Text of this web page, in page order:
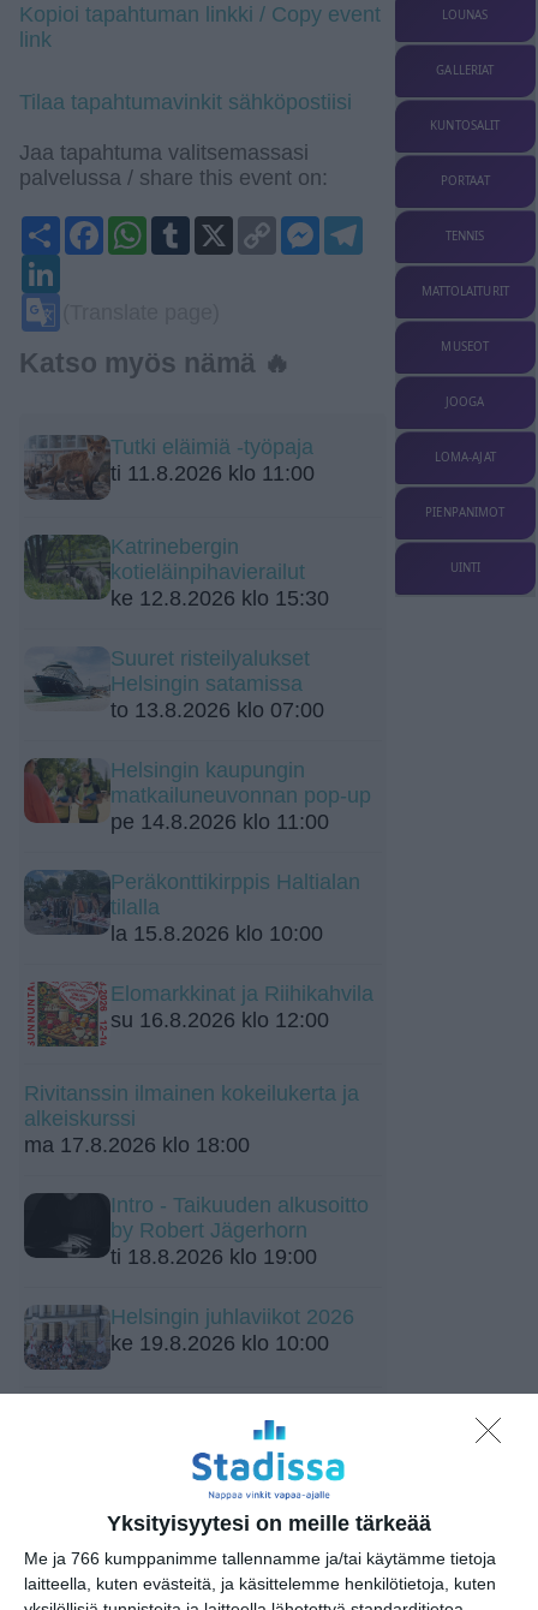
Yksityisyytesi on meille tärkeää
Me ja 766 kumppanimme tallennamme ja/tai käytämme tietoja
laitteella, kuten evästeitä, ja käsittelemme henkilötietoja, kuten
Kopioi tapahtuman linkki / Copy event
link
Tilaa tapahtumavinkit sähköpostiisi
Jaa tapahtuma valitsemassasi
palvelussa / share this event on:
ShareFacebookWhatsApp
Tumblr
X
Copy
Link
MessengerTelegram
Katso myös nämä 🔥
Tutki eläimiä -työpaja
ti 11.8.2026 klo 11:00
Katrinebergin
kotieläinpihavierailut
ke 12.8.2026 klo 15:30
Suuret risteilyalukset
Helsingin satamissa
to 13.8.2026 klo 07:00
Helsingin kaupungin
matkailuneuvonnan pop-up
pe 14.8.2026 klo 11:00
Peräkonttikirppis Haltialan
tilalla
la 15.8.2026 klo 10:00
Elomarkkinat ja Riihikahvila
su 16.8.2026 klo 12:00
Rivitanssin ilmainen kokeilukerta ja
alkeiskurssi
ma 17.8.2026 klo 18:00
Intro - Taikuuden alkusoitto
by Robert Jägerhorn
ti 18.8.2026 klo 19:00
Helsingin juhlaviikot 2026
ke 19.8.2026 klo 10:00
Ateneumin taidemuseon
ilmaispäivä - Ateneum Free
Admission Day
to 20.8.2026 klo 10:00
LOUNAS
GALLERIAT
KUNTOSALIT
PORTAAT
TENNIS
MATTOLAITURIT
MUSEOT
JOOGA
LOMA-AJAT
PIENPANIMOT
UINTI